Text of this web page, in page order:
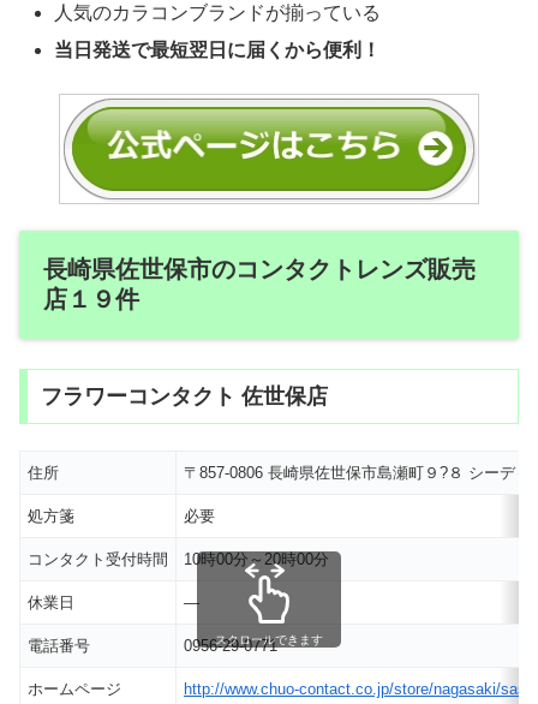
人気のカラコンブランドが揃っている
当日発送で最短翌日に届くから便利！
長崎県佐世保市のコンタクトレンズ販売
店１９件
フラワーコンタクト 佐世保店
住所 〒857-0806 長崎県佐世保市島瀬町９?８ シーデ
処方箋 必要
コンタクト受付時間 10時00分～20時00分
休業日 ―
電話番号 0956-29-0771
ホームページ http://www.chuo-contact.co.jp/store/nagasaki/
スクロールできます